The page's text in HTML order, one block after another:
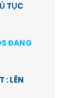
TỤC
ĐANG
: LÊN